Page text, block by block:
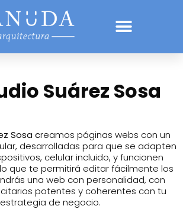
Suárez Sosa
Sosa creamos páginas webs con un
desarrolladas para que se adapten
celular incluido, y funcionen
que te permitirá editar fácilmente los
una web con personalidad, con
potentes y coherentes con tu
estrategia de negocio.